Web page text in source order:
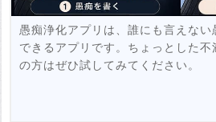
愚痴浄化アプリは、誰にも言えな
できるアプリです。ちょっとした不
の方はぜひ試してみてください。